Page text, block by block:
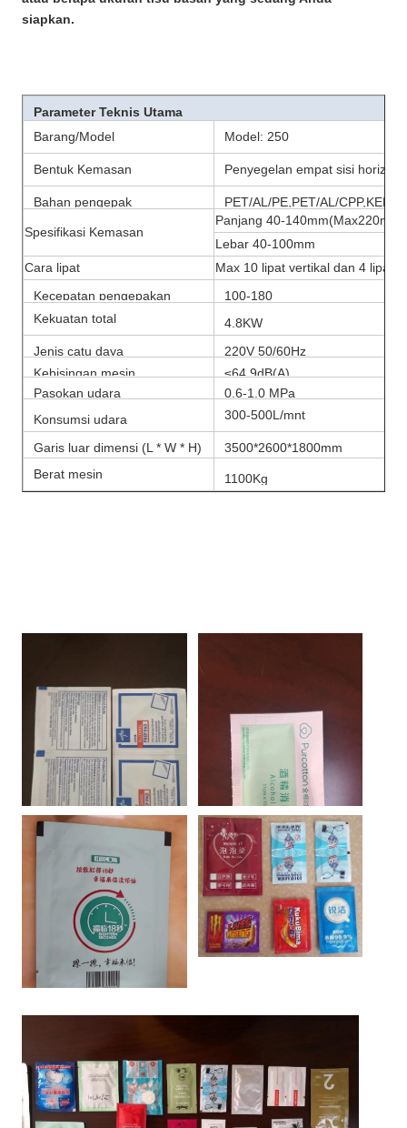
siapkan.
Parameter Teknis Utama
Barang/Model
Model: 250
Bentuk Kemasan Penyegelan empat sisi
Bahan pengepak PET/AL/PE,PET/AL/
Spesifikasi Kemasan
Panjang 40-140mm(Max220mm)
Lebar 40-100mm
Cara lipat
Max 10 lipat vertikal dan 4 lipat
Kecepatan pengepakan
100-180
kantong/menit
Kekuatan total
4.8KW
Jenis catu daya
220V 50/60Hz
Kebisingan mesin
≤64.9dB(A)
Pasokan udara
0,6-1,0 MPa
Konsumsi udara
300-500L/mnt
Garis luar dimensi (L * W * H)
3500*2600*1800mm
Berat mesin
1100Kg